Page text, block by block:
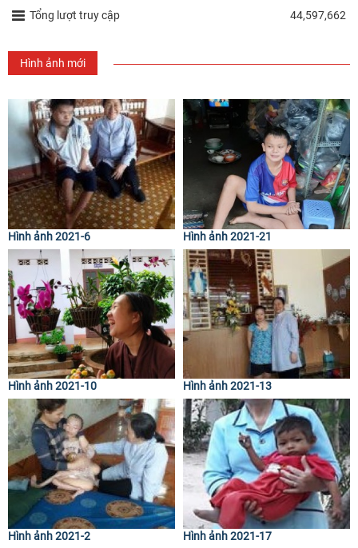
Tổng lượt truy cập
44,597,662
Hình ảnh mới
Hình ảnh 2021-6 Hình ảnh 2021-21
Hình ảnh 2021-10 Hình ảnh 2021-13
Hình ảnh 2021-2 Hình ảnh 2021-17